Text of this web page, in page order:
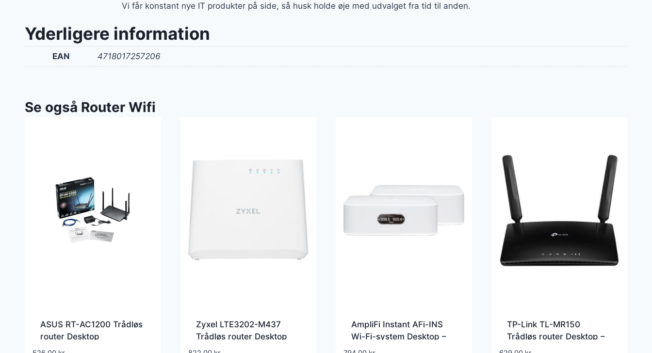
Vi får konstant nye IT produkter på side, så husk holde øje med udvalget fra tid til anden.
Yderligere information
EAN 4718017257206
Se også Router Wifi
ASUS RT-AC1200 Trådløs
router Desktop
Zyxel LTE3202-M437
Trådløs router Desktop
AmpliFi Instant AFi-INS
Wi-Fi-system Desktop –
AFI-INS-EU
TP-Link TL-MR150
Trådløs router Desktop –
TL-MR150